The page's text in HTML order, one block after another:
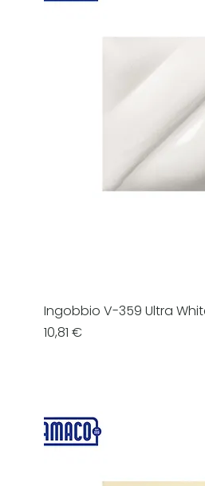
Ingobbio V-359 Ultra
Prezzo
10,81 €